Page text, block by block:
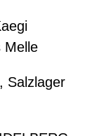
Melle
Salzlager